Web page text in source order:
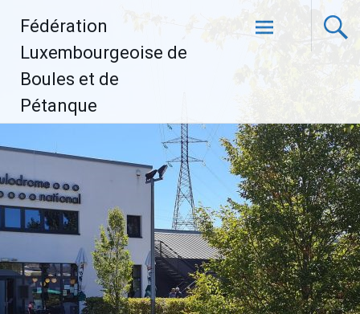
contenu
Fédération
Luxembourgeoise de
Boules et de
Pétanque